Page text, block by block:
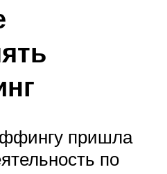
пришла
по